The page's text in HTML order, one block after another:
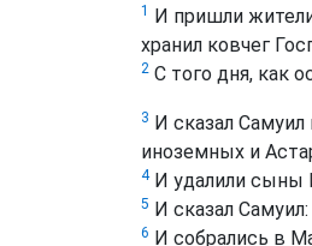
1 И пришли
хранил ковчег
2 С того дня, как
3 И сказал
иноземных и
4И удалили сыны
5 И сказал
6 И собрались в